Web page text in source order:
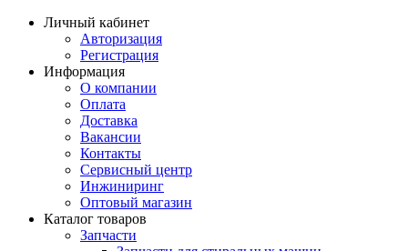
Личный кабинет
Авторизация
Регистрация
Информация
О компании
Оплата
Доставка
Вакансии
Контакты
Сервисный центр
Инжиниринг
Оптовый магазин
Каталог товаров
Запчасти